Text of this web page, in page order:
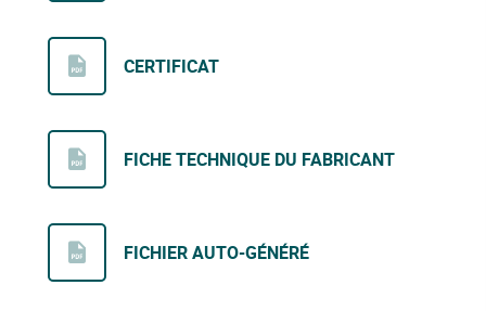
CERTIFICAT
FICHE TECHNIQUE DU FABRICANT
FICHIER AUTO-GÉNÉRÉ